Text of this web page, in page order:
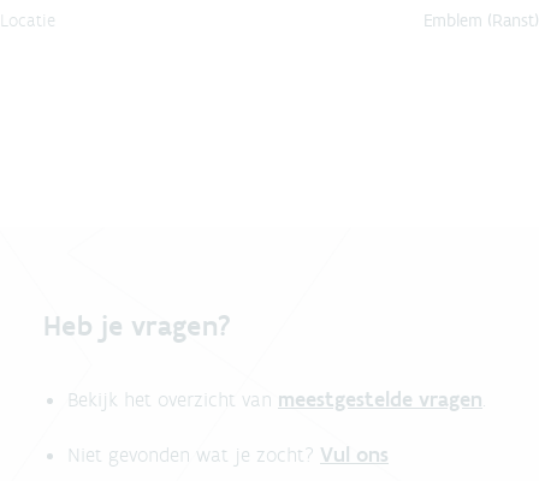
Locatie
Emblem (Ranst)
Heb je vragen?
Bekijk het overzicht van meestgestelde vragen.
Niet gevonden wat je zocht? Vul ons